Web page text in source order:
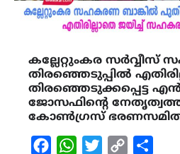
കല്ലേറ്റുംകര
തിരഞ്ഞെടുപ്പിൽ
തിരഞ്ഞെടുക്കപ്പെട്ട
ജോസഫിൻ്റെ
കോൺഗ്രസ്
FacebookWhatsAppTwitterCopy